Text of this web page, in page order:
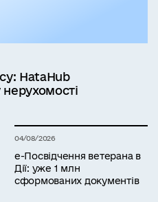
HataHub
04/08/2026
е-Посвідчення ветерана в
Дії: уже 1 млн
сформованих документів